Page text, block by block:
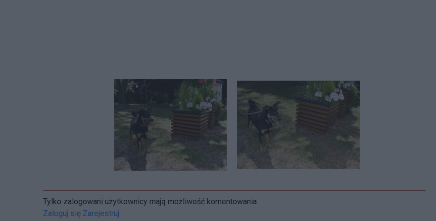
Tylko zalogowani użytkownicy mają możliwość komentowania
Zaloguj się Zarejestruj